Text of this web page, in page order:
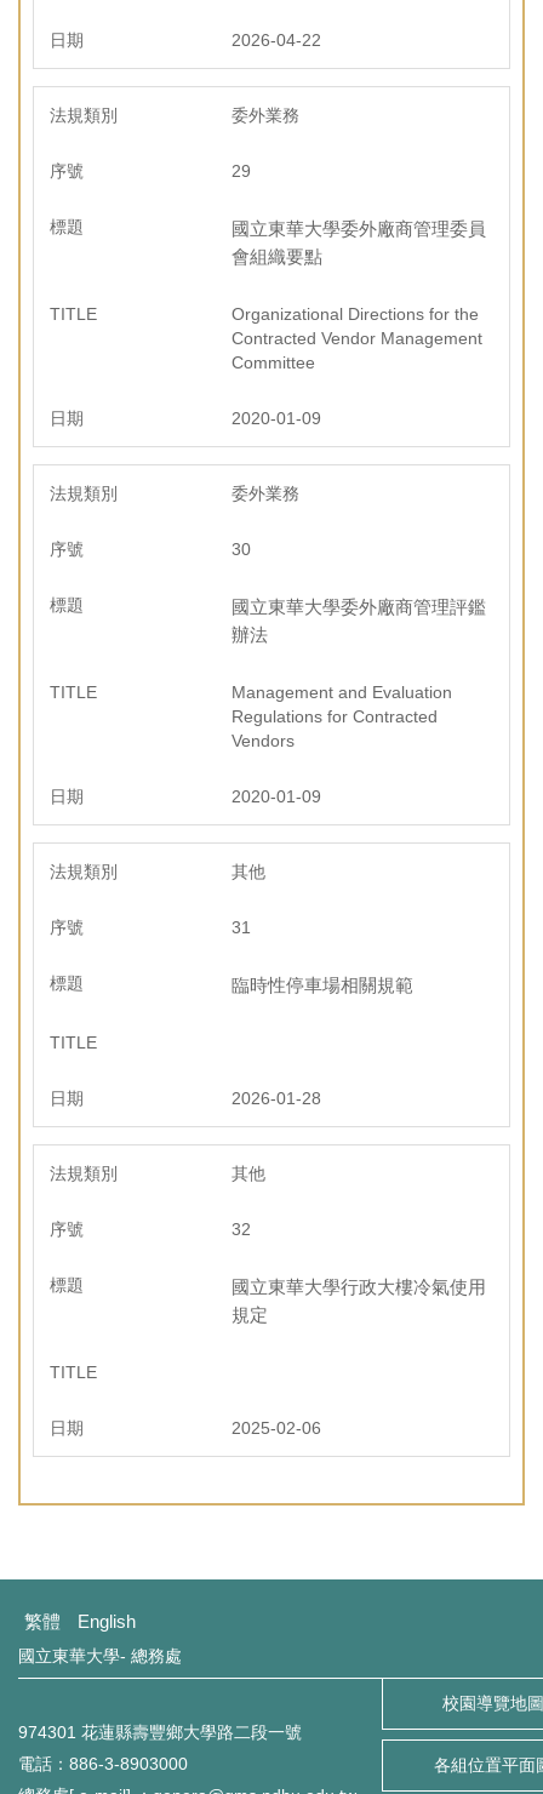
2026-04-22
委外業務
29
國立東華大學委外廠商管理委員
會組織要點
Organizational Directions for the
Contracted Vendor Management
Committee
2020-01-09
委外業務
30
國立東華大學委外廠商管理評鑑
辦法
Management and Evaluation
Regulations for Contracted
Vendors
2020-01-09
其他
31
臨時性停車場相關規範
2026-01-28
其他
32
國立東華大學行政大樓冷氣使用
規定
2025-02-06
繁體 English
國立東華大學- 總務處
974301 花蓮縣壽豐鄉大學路二段一號
電話：886-3-8903000
校園導覽地圖
各組位置平面